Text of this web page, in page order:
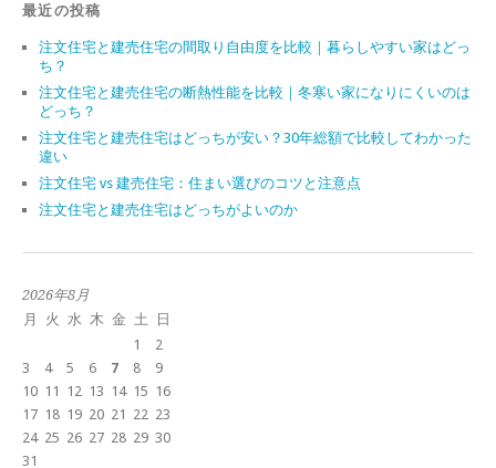
最近の投稿
注文住宅と建売住宅の間取り自由度を比較｜暮らしやすい家はどっ
ち？
注文住宅と建売住宅の断熱性能を比較｜冬寒い家になりにくいのは
どっち？
注文住宅と建売住宅はどっちが安い？30年総額で比較してわかった
違い
注文住宅 vs 建売住宅：住まい選びのコツと注意点
注文住宅と建売住宅はどっちがよいのか
2026年8月
月
火 水 木 金 土
日
1
2
3
4 5 6 7 8
9
10 11 12 13 14 15 16
17 18 19 20 21 22 23
24 25 26 27 28 29 30
31